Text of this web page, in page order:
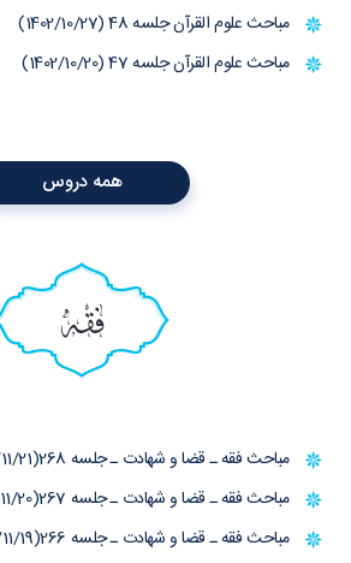
مباحث علوم القرآن جلسه 48 (1402/10/27)
مباحث علوم القرآن جلسه 47 (1402/10/20)
همه دروس
فقه
مباحث فقه ـ قضا و شهادت ـ جلسه 268(1404/11/21)
مباحث فقه ـ قضا و شهادت ـ جلسه 267(1404/11/20)
مباحث فقه ـ قضا و شهادت ـ جلسه 266(1404/11/19)